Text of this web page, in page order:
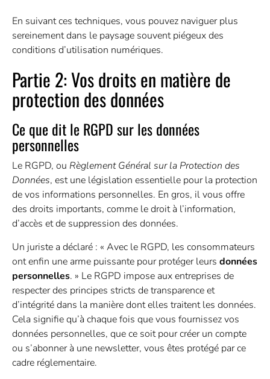
En suivant ces techniques, vous pouvez naviguer plus
sereinement dans le paysage souvent piégeux des
conditions d’utilisation numériques.
Partie 2: Vos droits en matière de
protection des données
Ce que dit le RGPD sur les données
personnelles
Le RGPD, ou Règlement Général sur la Protection des
Données, est une législation essentielle pour la protection
de vos informations personnelles. En gros, il vous offre
des droits importants, comme le droit à l’information,
d’accès et de suppression des données.
Un juriste a déclaré : « Avec le RGPD, les consommateurs
ont enfin une arme puissante pour protéger leurs données
personnelles. » Le RGPD impose aux entreprises de
respecter des principes stricts de transparence et
d’intégrité dans la manière dont elles traitent les données.
Cela signifie qu’à chaque fois que vous fournissez vos
données personnelles, que ce soit pour créer un compte
ou s’abonner à une newsletter, vous êtes protégé par ce
cadre réglementaire.